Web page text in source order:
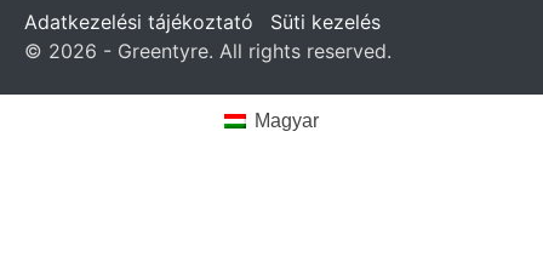
Adatkezelési tájékoztató
Süti kezelés
© 2026 - Greentyre. All rights reserved.
Magyar